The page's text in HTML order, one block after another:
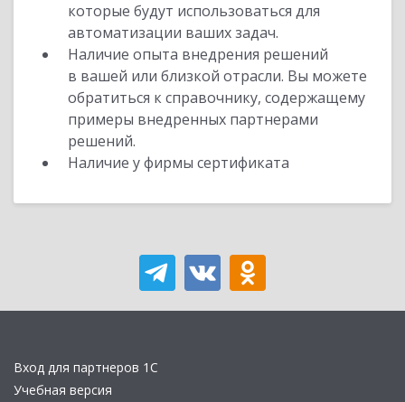
которые будут использоваться для
автоматизации ваших задач.
Наличие опыта внедрения решений
в вашей или близкой отрасли. Вы можете
обратиться к справочнику, содержащему
примеры внедренных партнерами
решений.
Наличие у фирмы сертификата
Вход для партнеров 1С
Учебная версия